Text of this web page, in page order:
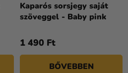
Kaparós sorsjegy saját
szöveggel - Baby pink
1 490 Ft
BŐVEBBEN